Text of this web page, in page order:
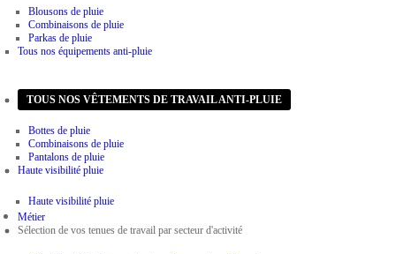
Blousons de pluie
Combinaisons de pluie
Parkas de pluie
Tous nos équipements anti-pluie
TOUS NOS VÊTEMENTS DE TRAVAIL ANTI-PLUIE
Bas du corps
Bottes de pluie
Combinaisons de pluie
Pantalons de pluie
Haute visibilité pluie
Haute visibilité pluie
Métier
Sélection de vos tenues de travail par secteur d'activité